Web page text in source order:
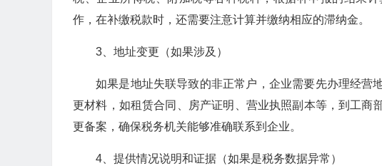
作，在补缴税款时，还需要注意计算并缴纳相应的滞纳金。
3、地址变更（如果涉及）
如果是地址失联导致的非正常户，企业需要先办理经营
更材料，如租赁合同、房产证明、营业执照副本等，到工商
更备案，确保税务机关能够准确联系到企业。
4、提供情况说明和证据（如果是税务数据异常）